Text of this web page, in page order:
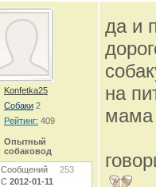
Konfetka25
Собаки 2
Рейтинг: 409
Опытный
собаковод
Сообщений 253
С 2012-01-11
да и
на
мама